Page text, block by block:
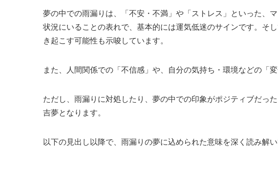
夢の中での雨漏りは、「不安・不満」や「ストレス」といった、
状況にいることの表れで、基本的には運気低迷のサインです。そ
き起こす可能性も示唆しています。
また、人間関係での「不信感」や、自分の気持ち・環境などの「
ただし、雨漏りに対処したり、夢の中での印象がポジティブだっ
吉夢となります。
以下の見出し以降で、雨漏りの夢に込められた意味を深く読み解い